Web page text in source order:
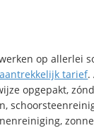
op allerlei
aantrekkelijk tarief.
opgepakt,